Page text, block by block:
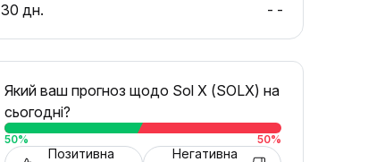
30 дн.
--
Який ваш прогноз щодо Sol X (SOLX) на
сьогодні?
50% 50%
Позитивна
Негативна